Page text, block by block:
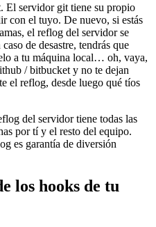
El servidor git tiene su propio
con el tuyo. De nuevo, si estás
el reflog del servidor se
de desastre, tendrás que
a tu máquina local… oh, vaya,
/ bitbucket y no te dejan
el reflog, desde luego qué tíos
del servidor tiene todas las
por tí y el resto del equipo.
es garantía de diversión
los hooks de tu